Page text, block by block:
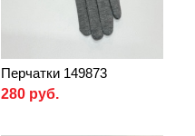
Перчатки 149873
280 руб.